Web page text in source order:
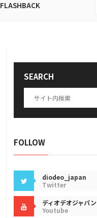
FLASHBACK
SEARCH
FOLLOW
diodeo_japan
Twitter
ディオデオジャパン
Youtube